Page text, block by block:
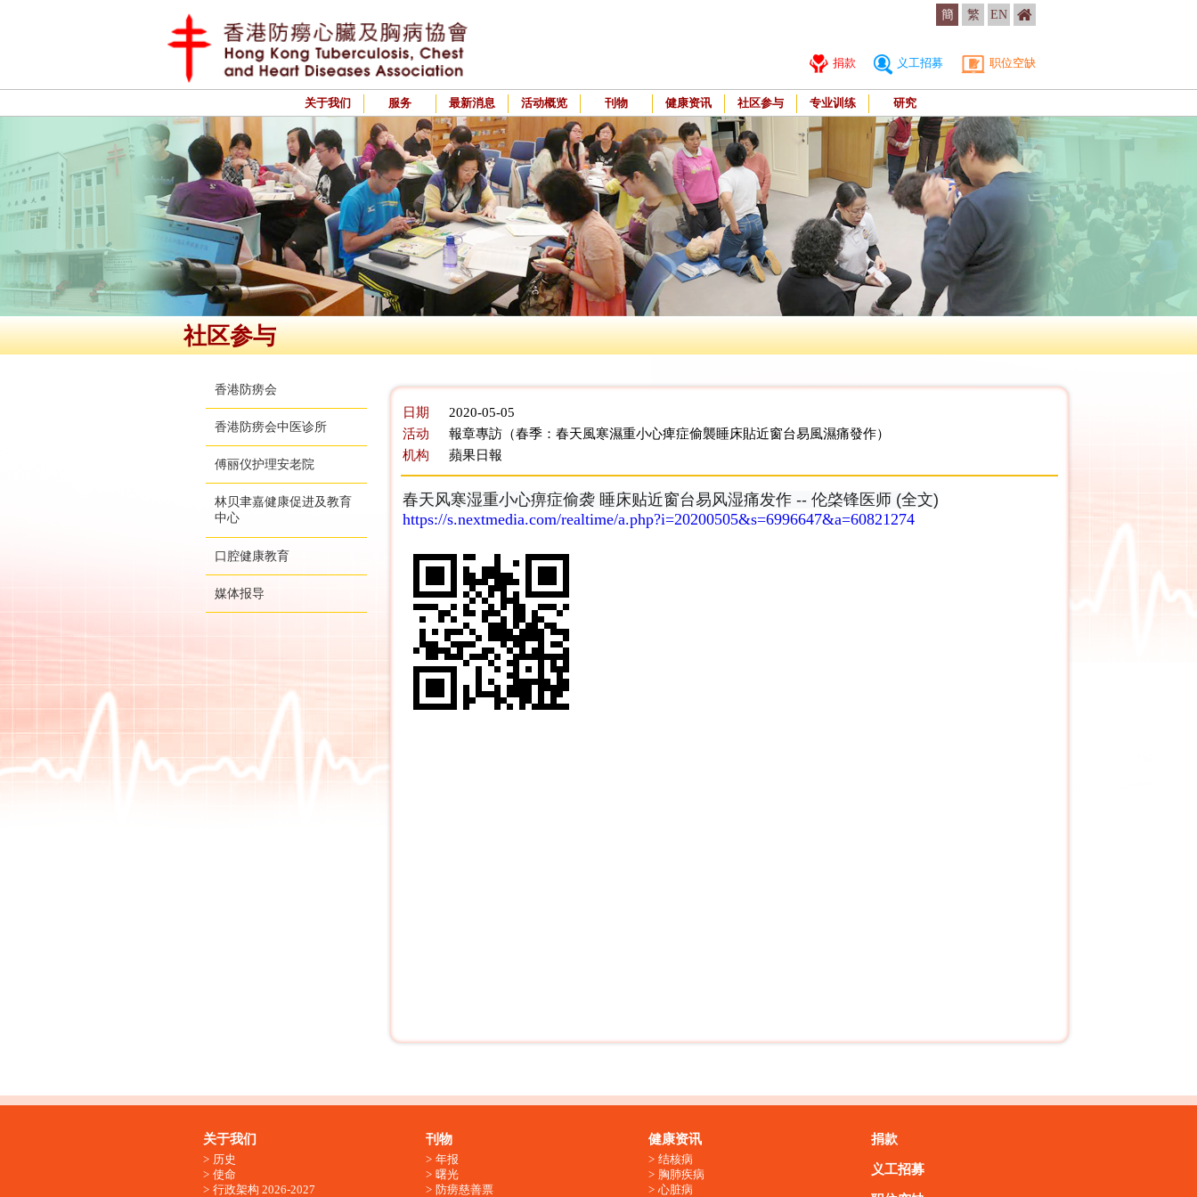
簡 繁 EN
捐款 义工招募 职位空缺
关于我们 服务 最新消息 活动概览 刊物 健康资讯 社区参与 专业训练 研究
社区参与
香港防痨会
香港防痨会中医诊所
傅丽仪护理安老院
林贝聿嘉健康促进及教育
中心
口腔健康教育
媒体报导
日期
2020-05-05
活动
報章專訪（春季：春天風寒濕重小心痺症偷襲睡床貼近窗台易風濕痛發作）
机构
蘋果日報
春天风寒湿重小心痹症偷袭 睡床贴近窗台易风湿痛发作 -- 伦棨锋医师 (全文)
https://s.nextmedia.com/realtime/a.php?i=20200505&s=6996647&a=60821274
关于我们
历史
使命
行政架构 2026-2027
刊物
年报
曙光
防痨慈善票
健康资讯
结核病
胸肺疾病
心脏病
捐款
义工招募